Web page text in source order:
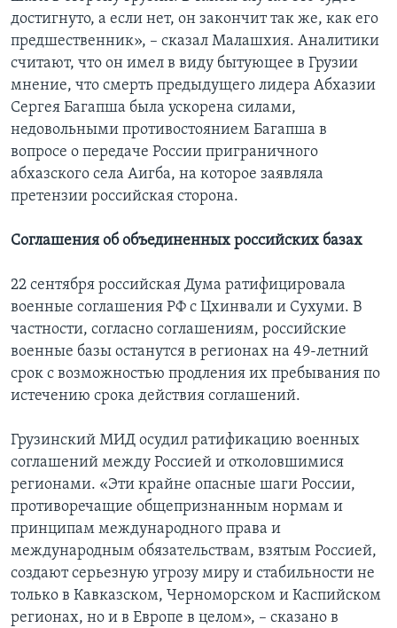
достигнуто, а если нет, он закончит так же, как его
предшественник», – сказал Малашхия. Аналитики
считают, что он имел в виду бытующее в Грузии
мнение, что смерть предыдущего лидера Абхазии
Сергея Багапша была ускорена силами,
недовольными противостоянием Багапша в
вопросе о передаче России приграничного
абхазского села Аигба, на которое заявляла
претензии российская сторона.
Соглашения об объединенных российских базах
22 сентября российская Дума ратифицировала
военные соглашения РФ с Цхинвали и Сухуми. В
частности, согласно соглашениям, российские
военные базы останутся в регионах на 49-летний
срок с возможностью продления их пребывания по
истечению срока действия соглашений.
Грузинский МИД осудил ратификацию военных
соглашений между Россией и отколовшимися
регионами. «Эти крайне опасные шаги России,
противоречащие общепризнанным нормам и
принципам международного права и
международным обязательствам, взятым Россией,
создают серьезную угрозу миру и стабильности не
только в Кавказском, Черноморском и Каспийском
регионах, но и в Европе в целом», – сказано в